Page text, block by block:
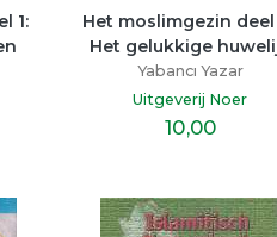
Hakan Mengüç
Destek Yayınları
,70
1:
Het moslimgezin deel
Het gelukkige
Yabancı Yazar
Uitgeverij Noer
10,00